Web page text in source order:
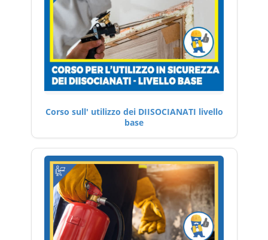
Corso sull' utilizzo dei DIISOCIANATI livello
base